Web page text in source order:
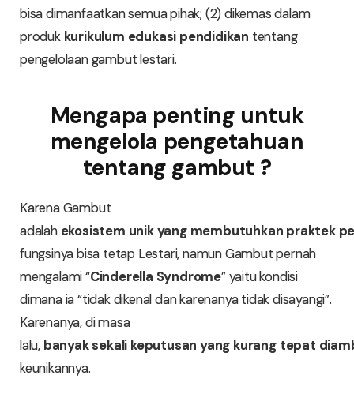
bisa dimanfaatkan semua pihak; (2) dikemas dalam
produk kurikulum edukasi pendidikan tentang
pengelolaan gambut lestari.
Mengapa penting untuk
mengelola pengetahuan
tentang gambut ?
Karena Gambut
adalah ekosistem unikyang membutuhkan praktek
fungsinya bisa tetap Lestari, namun Gambut pernah
mengalami “Cinderella Syndrome” yaitu kondisi
dimana ia “tidak dikenal dan karenanya tidak disayangi”.
Karenanya, di masa
lalu, banyaksekali keputusan yang kurang tepat
keunikannya.